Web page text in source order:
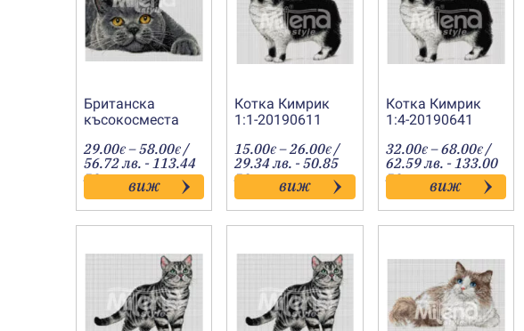
Британска
късокосместа
20190343
29.00€ –58.00€Price
range:
29.00€
through
58.00€
/
56.72 лв. - 113.44
лв. виж
Котка Кимрик
1:1-20190611
15.00€ –26.00€Price
range:
15.00€
through
26.00€
/
29.34 лв. - 50.85
лв. виж
Котка Кимрик
1:4-20190641
32.00€ –68.00€Price
range:
32.00€
through
68.00€
/
62.59 лв. - 133.00
лв. виж